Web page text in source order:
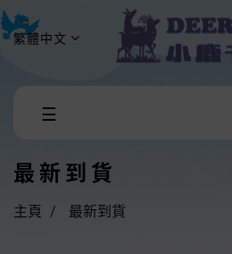
繁體中文
Toggle
☰
最新到貨
主頁 最新到貨